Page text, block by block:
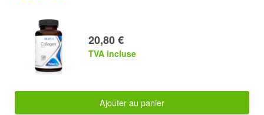
20,80 €
TVA incluse
Ajouter au panier